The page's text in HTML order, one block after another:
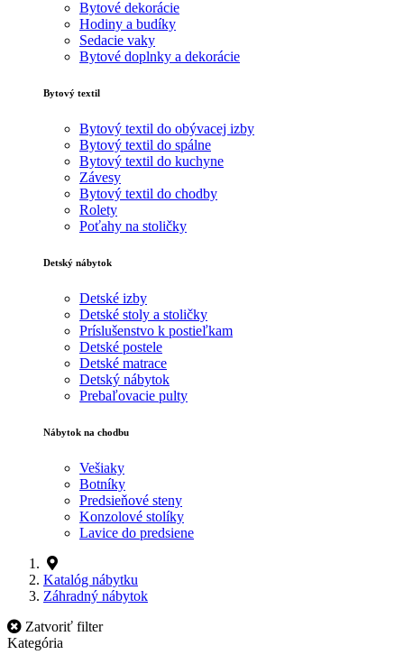
Bytové dekorácie
Hodiny a budíky
Sedacie vaky
Bytové doplnky a dekorácie
Bytový textil
Bytový textil do obývacej izby
Bytový textil do spálne
Bytový textil do kuchyne
Závesy
Bytový textil do chodby
Rolety
Poťahy na stoličky
Detský nábytok
Detské izby
Detské stoly a stoličky
Príslušenstvo k postieľkam
Detské postele
Detské matrace
Detský nábytok
Prebaľovacie pulty
Nábytok na chodbu
Vešiaky
Botníky
Predsieňové steny
Konzolové stolíky
Lavice do predsiene
Katalóg nábytku
Záhradný nábytok
Zatvoriť filter
Kategória